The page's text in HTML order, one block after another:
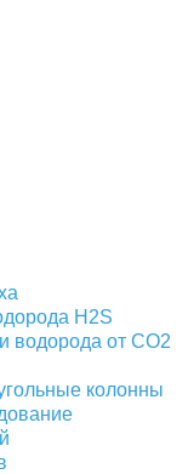
H2S
водорода от CO2
колонны